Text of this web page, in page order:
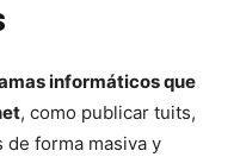
informáticos que
, como publicar tuits,
de forma masiva y